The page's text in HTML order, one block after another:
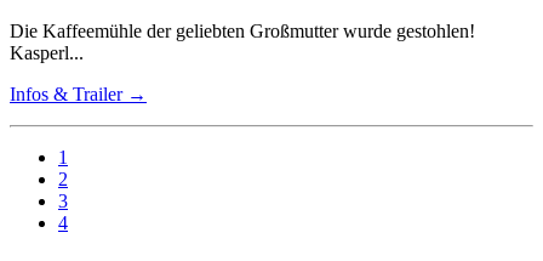
Die Kaffeemühle der geliebten Großmutter wurde gestohlen!
Kasperl...
Infos & Trailer →
1
2
3
4